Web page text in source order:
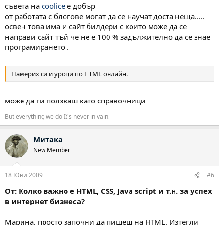
съвета на coolice е добър
от работата с блогове могат да се научат доста неща.....
освен това има и сайт билдери с които може да се
направи сайт тъй че не е 100 % задължително да се знае
програмирането .
Намерих си и уроци по HTML онлайн.
може да ги ползваш като справочници
But everything we do It's never in vain.
Митака
New Member
18 Юни 2009 #6
От: Колко важно е HTML, CSS, Java script и т.н. за успех
в интернет бизнеса?
Марина, просто започни да пишеш на HTML. Изтегли